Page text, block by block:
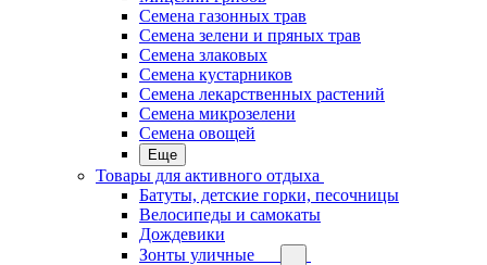
Семена газонных трав
Семена зелени и пряных трав
Семена злаковых
Семена кустарников
Семена лекарственных растений
Семена микрозелени
Семена овощей
Еще
Товары для активного отдыха
Батуты, детские горки, песочницы
Велосипеды и самокаты
Дождевики
Зонты уличные